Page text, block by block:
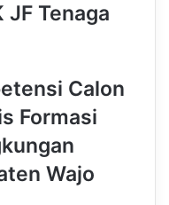
JF Tenaga
Calon
Formasi
Wajo